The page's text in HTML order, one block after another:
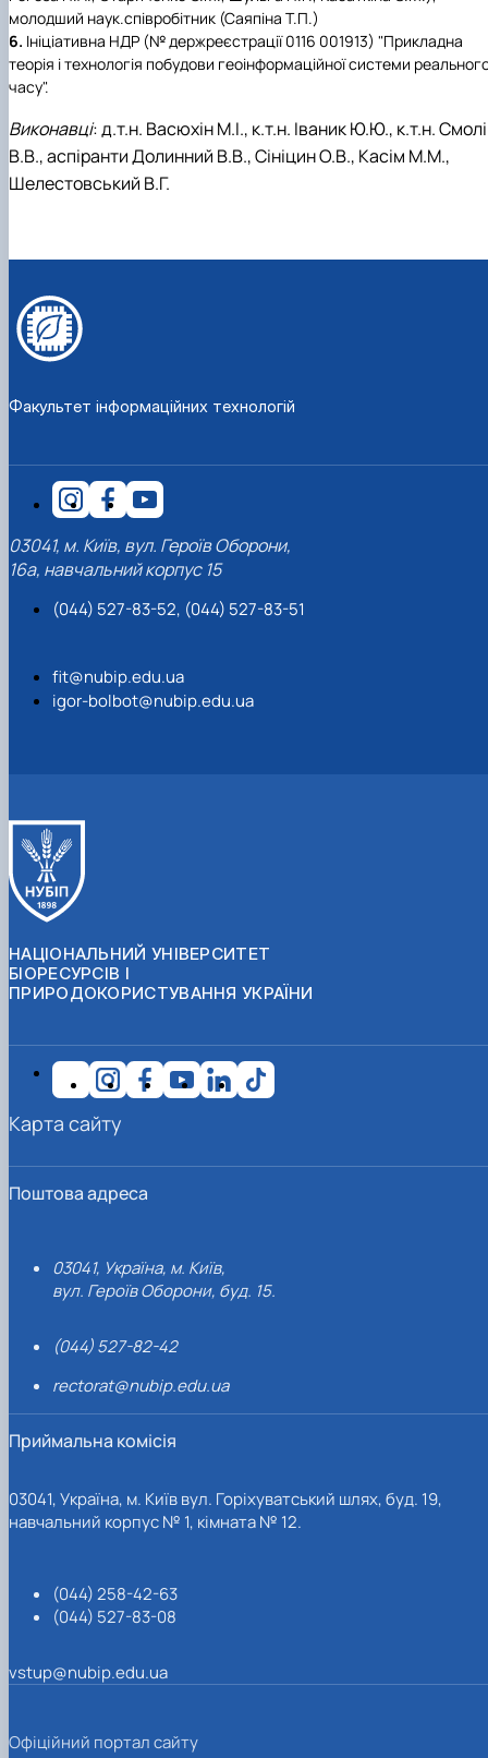
молодший наук.співробітник (Саяпіна Т.П.)
6. Ініціативна НДР (№ держреєстрації 0116 001913) "Прикладна
теорія і технологія побудови геоінформаційної системи
часу".
Виконавці: д.т.н. Васюхін М.І., к.т.н. Іваник Ю.Ю., к.т.н.
В.В., аспіранти Долинний В.В., Сініцин О.В., Касім М.М.,
Шелестовський В.Г.
Факультет інформаційних технологій
03041, м. Київ, вул. Героїв Оборони,
16а, навчальний корпус 15
(044) 527-83-52, (044) 527-83-51
fit@nubip.edu.ua
igor-bolbot@nubip.edu.ua
НАЦІОНАЛЬНИЙ УНІВЕРСИТЕТ
БІОРЕСУРСІВ І
ПРИРОДОКОРИСТУВАННЯ УКРАЇНИ
Поштова адреса
03041, Україна, м. Київ,
вул. Героїв Оборони, буд. 15.
(044) 527-82-42
rectorat@nubip.edu.ua
Приймальна комісія
03041, Україна, м. Київ вул. Горіхуватський шлях, буд. 19,
навчальний корпус № 1, кімната № 12.
(044) 258-42-63
(044) 527-83-08
vstup@nubip.edu.ua
Карта сайту
Офіційний портал сайту